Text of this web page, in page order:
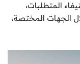
المتطلبات،
الجهات المختصة،